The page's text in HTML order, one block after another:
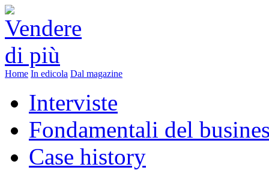
Home In edicola Dal magazine
Interviste
Fondamentali del
Case history